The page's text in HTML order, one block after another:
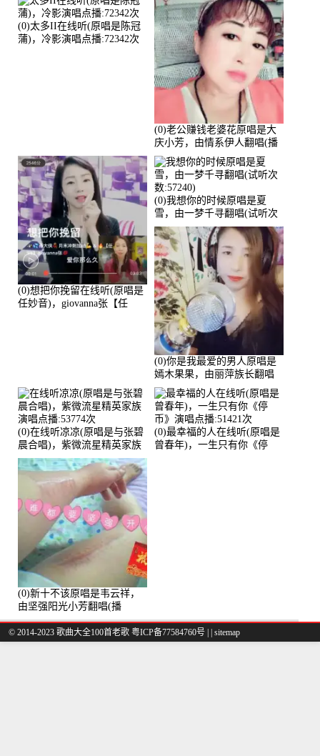
(0)太多II在线听(原唱是陈冠
蒲)，冷影演唱点播:72342次
(0)老公赚钱老婆花原唱是大
庆小芳，由情系伊人翻唱(播
放:72036)
(0)想把你挽留在线听(原唱是
任妙音)，giovanna张【任
(0)我想你的时候原唱是夏
雪，由一梦千寻翻唱(试听次
数:57240)
(0)你是我最爱的男人原唱是
嫣木果果，由丽萍族长翻唱
(播放:56258)
(0)在线听凉凉(原唱是与张碧
晨合唱)，紫微流星精英家族
演唱点播:53774次
(0)最幸福的人在线听(原唱是
曾春年)，一生只有你《停
(0)新十不该原唱是韦云祥，
由坚强阳光小芳翻唱(播
放:49861)
© 2014-2023 歌曲大全100首老歌 粤ICP备77584760号 sitemap